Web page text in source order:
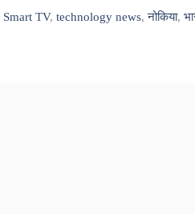
Smart TV,technology news,नोकिया,